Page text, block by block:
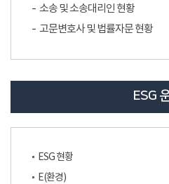
소송 및 소송대리인 현황
고문변호사 및 법률자문 현황
ESG
ESG 현황
E(환경)